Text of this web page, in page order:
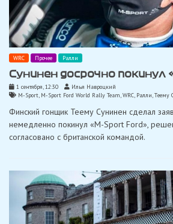
WRC Прочее Ралли
Сунинен досрочно покинул
1 сентября, 12:30
Илья Навроцкий
M-Sport, M-Sport Ford World Rally Team,WRC, Ралли,Тeeму
Финский гонщик Теему Сунинен сделал
немедленно покинул «M-Sport Ford»,
согласовано с британской командой.